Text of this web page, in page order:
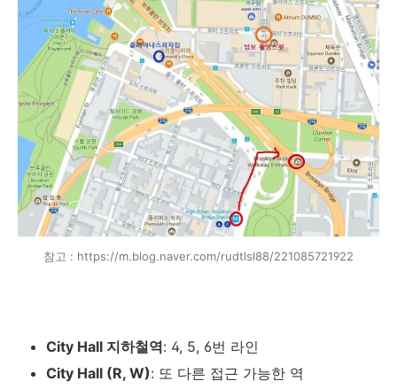
참고 : https://m.blog.naver.com/rudtlsl88/221085721922
City Hall 지하철역: 4, 5, 6번 라인
City Hall (R, W): 또 다른 접근 가능한 역